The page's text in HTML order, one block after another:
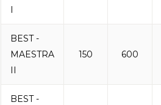
I
BEST -
MAESTRA
II
150 600
BEST -